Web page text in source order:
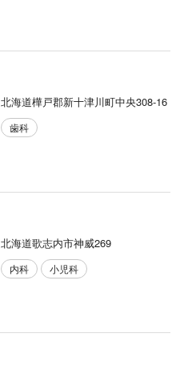
北海道樺戸郡新十津川町中央308-16
歯科
北海道歌志内市神威269
内科 小児科